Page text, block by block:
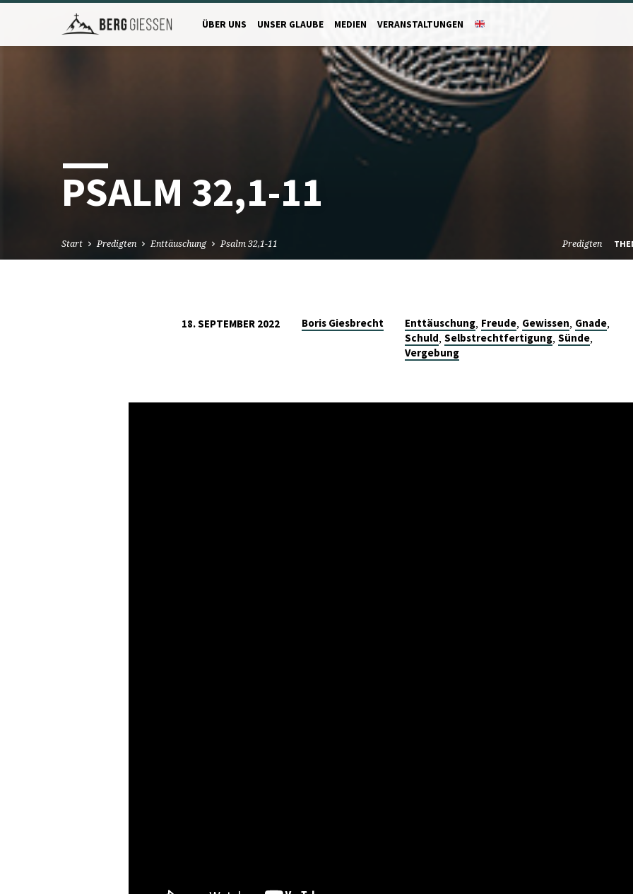
ÜBER UNS UNSER GLAUBE MEDIEN VERANSTALTUNGEN
PSALM 32,1-11
Start Predigten Enttäuschung Psalm 32,1-11 Predigten
18. SEPTEMBER 2022 Boris Giesbrecht Enttäuschung, Freude, Gewissen, Gnade,
Schuld,Selbstrechtfertigung,Sünde,
Vergebung